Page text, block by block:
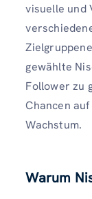
visuelle und
gewählte
Follower zu
Chancen
Wachstum.
Warum